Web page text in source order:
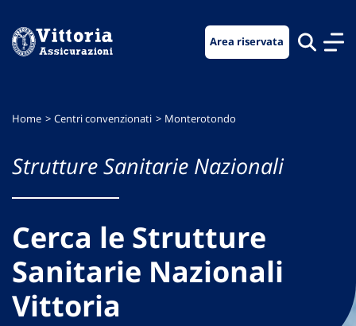
menu
contenuto
footer
Area riservata
Home Centri convenzionati Monterotondo
Strutture Sanitarie Nazionali
Cerca le Strutture
Sanitarie Nazionali
Vittoria